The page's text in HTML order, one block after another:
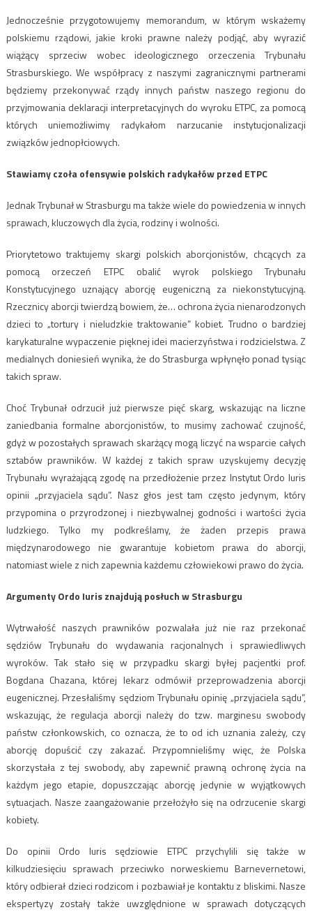
Jednocześnie przygotowujemy memorandum, w którym wskażemy
polskiemu rządowi, jakie kroki prawne należy podjąć, aby wyrazić
wiążący sprzeciw wobec ideologicznego orzeczenia Trybunału
Strasburskiego. We współpracy z naszymi zagranicznymi partnerami
będziemy przekonywać rządy innych państw naszego regionu do
przyjmowania deklaracji interpretacyjnych do wyroku ETPC, za pomocą
których uniemożliwimy radykałom narzucanie instytucjonalizacji
związków jednopłciowych.
Stawiamy czoła ofensywie polskich radykałów przed ETPC
Jednak Trybunał w Strasburgu ma także wiele do powiedzenia w innych
sprawach, kluczowych dla życia, rodziny i wolności.
Priorytetowo traktujemy skargi polskich aborcjonistów, chcących za
pomocą orzeczeń ETPC obalić wyrok polskiego Trybunału
Konstytucyjnego uznający aborcję eugeniczną za niekonstytucyjną.
Rzecznicy aborcji twierdzą bowiem, że… ochrona życia nienarodzonych
dzieci to „tortury i nieludzkie traktowanie” kobiet. Trudno o bardziej
karykaturalne wypaczenie pięknej idei macierzyństwa i rodzicielstwa. Z
medialnych doniesień wynika, że do Strasburga wpłynęło ponad tysiąc
takich spraw.
Choć Trybunał odrzucił już pierwsze pięć skarg, wskazując na liczne
zaniedbania formalne aborcjonistów, to musimy zachować czujność,
gdyż w pozostałych sprawach skarżący mogą liczyć na wsparcie całych
sztabów prawników. W każdej z takich spraw uzyskujemy decyzję
Trybunału wyrażającą zgodę na przedłożenie przez Instytut Ordo Iuris
opinii „przyjaciela sądu”. Nasz głos jest tam często jedynym, który
przypomina o przyrodzonej i niezbywalnej godności i wartości życia
ludzkiego. Tylko my podkreślamy, że żaden przepis prawa
międzynarodowego nie gwarantuje kobietom prawa do aborcji,
natomiast wiele z nich zapewnia każdemu człowiekowi prawo do życia.
Argumenty Ordo Iuris znajdują posłuch w Strasburgu
Wytrwałość naszych prawników pozwalała już nie raz przekonać
sędziów Trybunału do wydawania racjonalnych i sprawiedliwych
wyroków. Tak stało się w przypadku skargi byłej pacjentki prof.
Bogdana Chazana, której lekarz odmówił przeprowadzenia aborcji
eugenicznej. Przesłaliśmy sędziom Trybunału opinię „przyjaciela sądu”,
wskazując, że regulacja aborcji należy do tzw. marginesu swobody
państw członkowskich, co oznacza, że to od ich uznania zależy, czy
aborcję dopuścić czy zakazać. Przypomnieliśmy więc, że Polska
skorzystała z tej swobody, aby zapewnić prawną ochronę życia na
każdym jego etapie, dopuszczając aborcję jedynie w wyjątkowych
sytuacjach. Nasze zaangażowanie przełożyło się na odrzucenie skargi
kobiety.
Do opinii Ordo Iuris sędziowie ETPC przychylili się także w
kilkudziesięciu sprawach przeciwko norweskiemu Barnevernetowi,
który odbierał dzieci rodzicom i pozbawiał je kontaktu z bliskimi. Nasze
ekspertyzy zostały także uwzględnione w sprawach dotyczących